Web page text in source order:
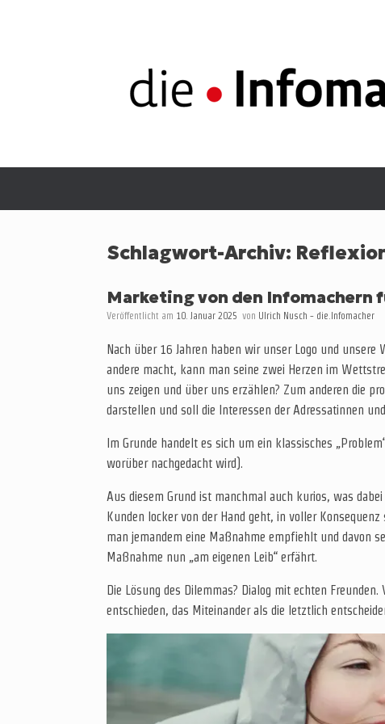
Schlagwort-Archiv:
Marketing von den Infomachern
Veröffentlicht am 10. Januar 2025 von Ulrich Nusch - die.Infomacher
Nach über 16 Jahren haben wir unser Logo und
andere macht, kann man seine zwei Herzen im
uns zeigen und über uns erzählen? Zum anderen die
darstellen und soll die Interessen der Adressatinnen
Im Grunde handelt es sich um ein klassisches
worüber nachgedacht wird).
Aus diesem Grund ist manchmal auch kurios, was
Kunden locker von der Hand geht, in voller
man jemandem eine Maßnahme empfiehlt und davon
Maßnahme nun „am eigenen Leib“ erfährt.
Die Lösung des Dilemmas? Dialog mit echten
entschieden, das Miteinander als die letztlich